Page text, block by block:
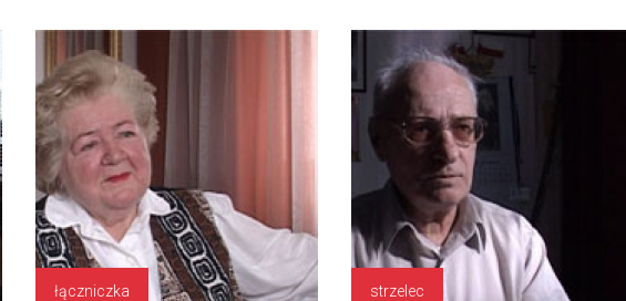
łączniczka strzelec